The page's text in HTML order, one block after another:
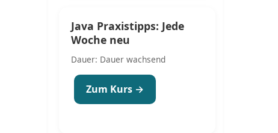
Java Praxistipps: Jede
Woche neu
Dauer: Dauer wachsend
Zum Kurs →